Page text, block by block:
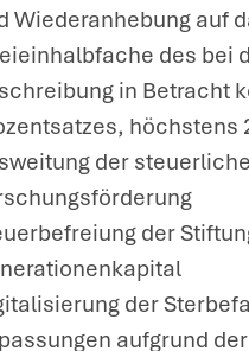
Wiederanhebung auf
des bei
in Betracht
höchstens
der
der
der
aufgrund der